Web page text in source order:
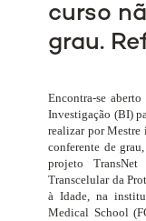
curso
grau.
Encontra-se
Investigação (BI)
realizar por Mestre
conferente de
projeto TransNet
Transcelular da
à Idade, na
Medical School